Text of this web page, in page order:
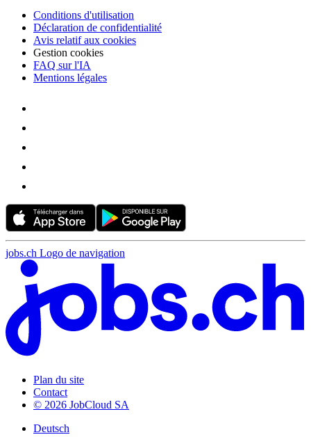
Conditions d'utilisation
Déclaration de confidentialité
Avis relatif aux cookies
Gestion cookies
FAQ sur l'IA
Mentions légales
jobs.ch Logo de navigation
Plan du site
Contact
© 2026 JobCloud SA
Deutsch